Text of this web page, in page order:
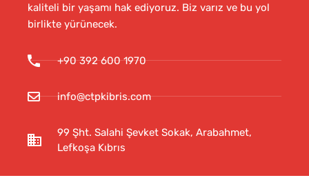
kaliteli bir yaşamı hak ediyoruz. Biz varız ve bu yol
birlikte yürünecek.
+90 392 600 1970
info@ctpkibris.com
99 Şht. Salahi Şevket Sokak, Arabahmet,
Lefkoşa Kıbrıs